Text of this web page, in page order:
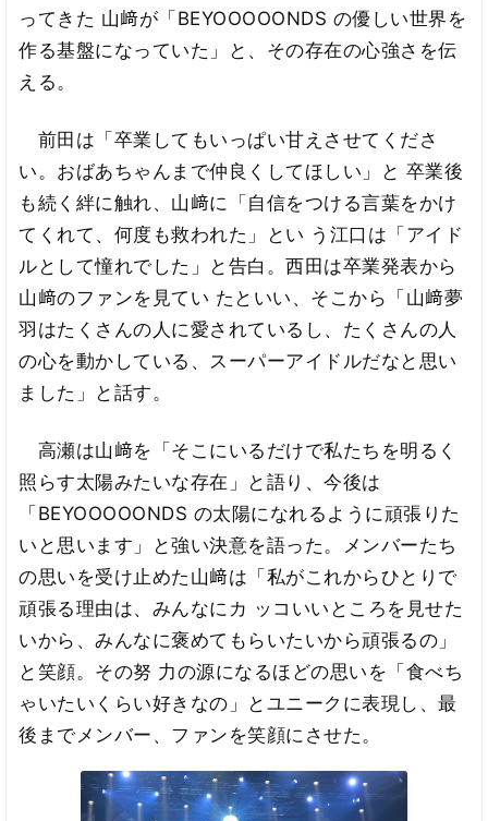
ってきた 山﨑が「BEYOOOOONDS の優しい世界を
作る基盤になっていた」と、その存在の心強さを伝
える。
前田は「卒業してもいっぱい甘えさせてくださ
い。おばあちゃんまで仲良くしてほしい」と 卒業後
も続く絆に触れ、山﨑に「自信をつける言葉をかけ
てくれて、何度も救われた」とい う江口は「アイド
ルとして憧れでした」と告白。西田は卒業発表から
山﨑のファンを見てい たといい、そこから「山﨑夢
羽はたくさんの人に愛されているし、たくさんの人
の心を動かしている、スーパーアイドルだなと思い
ました」と話す。
高瀬は山﨑を「そこにいるだけで私たちを明るく
照らす太陽みたいな存在」と語り、今後は
「BEYOOOOONDS の太陽になれるように頑張りた
いと思います」と強い決意を語った。メンバーたち
の思いを受け止めた山﨑は「私がこれからひとりで
頑張る理由は、みんなにカ ッコいいところを見せた
いから、みんなに褒めてもらいたいから頑張るの」
と笑顔。その努 力の源になるほどの思いを「食べち
ゃいたいくらい好きなの」とユニークに表現し、最
後までメンバー、ファンを笑顔にさせた。